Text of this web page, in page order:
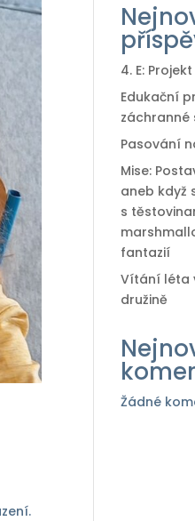
4. E:
Edukační
záchranné
Pasování
Mise:
aneb když
s
fantazií
Vítání léta
družině
Žádné